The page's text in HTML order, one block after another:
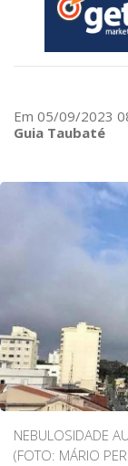
Em 05/09/2023
Guia Taubaté
NEBULOSIDADE
(FOTO: MÁRIO